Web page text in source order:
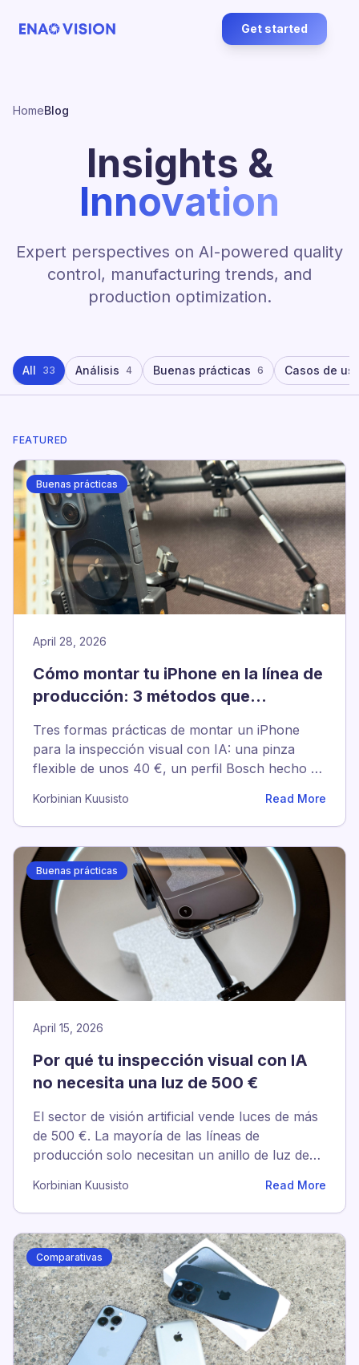
Get started
HomeBlog
Insights &
Innovation
Expert perspectives on AI-powered quality
control, manufacturing trends, and
production optimization.
All 33 Análisis 4 Buenas prácticas 6 Casos de
FEATURED
Buenas prácticas
April 28, 2026
Cómo montar tu iPhone en la línea de
producción: 3 métodos que
Tres formas prácticas de montar un iPhone
para la inspección visual con IA: una pinza
flexible de unos 40 €, un perfil Bosch hecho en
mueven los iPhone entre líneas.
Korbinian Kuusisto Read More
Buenas prácticas
April 15, 2026
Por qué tu inspección visual con IA
no necesita una luz de 500 €
El sector de visión artificial vende luces de más
de 500 €. La mayoría de las líneas de
producción solo necesitan un anillo de luz de
funciona en planta.
Korbinian Kuusisto Read More
Comparativas